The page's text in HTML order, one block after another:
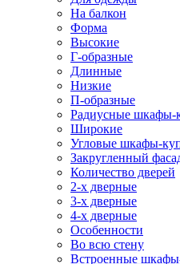
На балкон
Форма
Высокие
Г-образные
Длинные
Низкие
П-образные
Радиусные шкафы-
Широкие
Угловые шкафы-
Закругленный
Количество дверей
2-х дверные
3-х дверные
4-х дверные
Особенности
Во всю стену
Встроенные